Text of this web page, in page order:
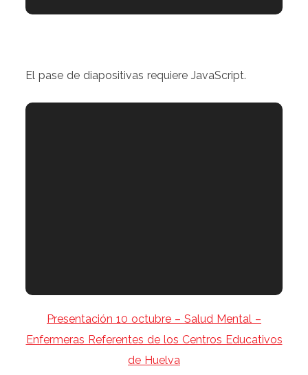
El pase de diapositivas requiere JavaScript.
Presentación 10 octubre – Salud Mental –
Enfermeras Referentes de los Centros Educativos
de Huelva